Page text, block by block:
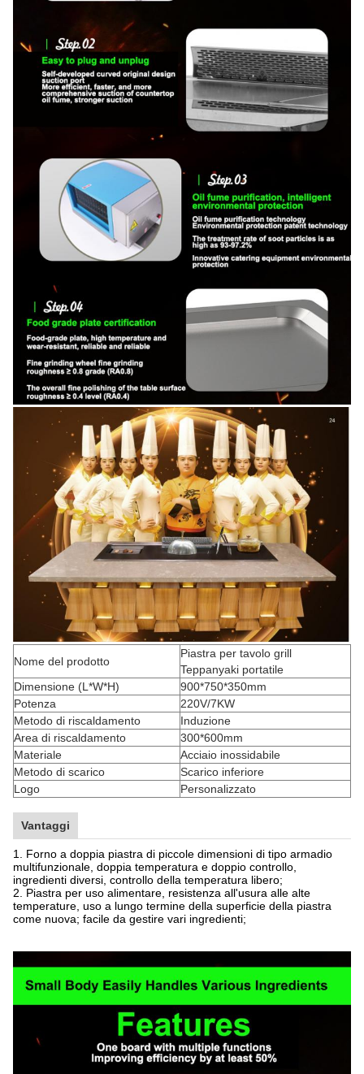
Nome del prodotto
Piastra per tavolo grill
Teppanyaki portatile
Dimensione (L*W*H)
900*750*350mm
Potenza
220V/7KW
Metodo di riscaldamento
Induzione
Area di riscaldamento
300*600mm
Materiale
Acciaio inossidabile
Metodo di scarico
Scarico inferiore
Logo
Personalizzato
Vantaggi
1. Forno a doppia piastra di piccole dimensioni di tipo armadio
multifunzionale, doppia temperatura e doppio controllo,
ingredienti diversi, controllo della temperatura libero;
2. Piastra per uso alimentare, resistenza all'usura alle alte
temperature, uso a lungo termine della superficie della piastra
come nuova; facile da gestire vari ingredienti;